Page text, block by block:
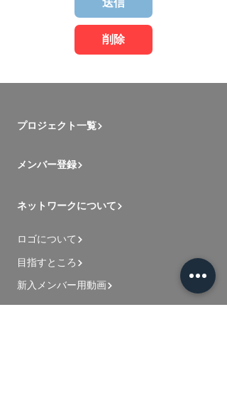
削除
プロジェクト一覧
メンバー登録
ネットワークについて
ロゴについて
目指すところ
新入メンバー用動画